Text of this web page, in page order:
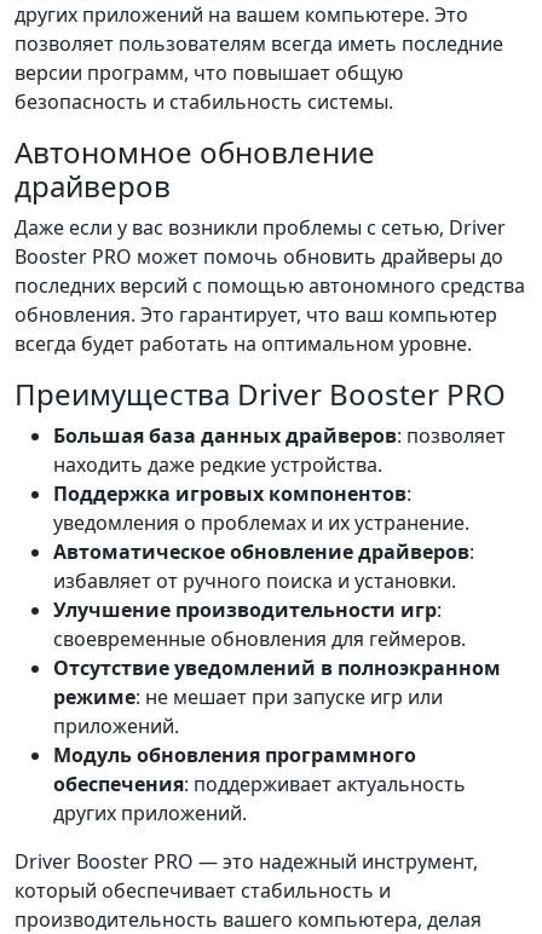
других приложений на вашем компьютере. Это
позволяет пользователям всегда иметь последние
версии программ, что повышает общую
безопасность и стабильность системы.
Автономное обновление
драйверов
Даже если у вас возникли проблемы с сетью, Driver
Booster PRO может помочь обновить драйверы до
последних версий с помощью автономного средства
обновления. Это гарантирует, что ваш компьютер
всегда будет работать на оптимальном уровне.
Преимущества Driver Booster PRO
Большая база данных драйверов: позволяет
находить даже редкие устройства.
Поддержка игровых компонентов:
уведомления о проблемах и их устранение.
Автоматическое обновление драйверов:
избавляет от ручного поиска и установки.
Улучшение производительности игр:
своевременные обновления для геймеров.
Отсутствие уведомлений в полноэкранном
режиме: не мешает при запуске игр или
приложений.
Модуль обновления программного
обеспечения: поддерживает актуальность
других приложений.
Driver Booster PRO — это надежный инструмент,
который обеспечивает стабильность и
производительность вашего компьютера, делая